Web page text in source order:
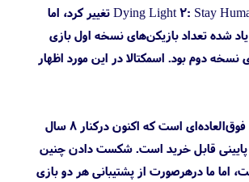
Dying Light 2: Stay Human Reloaded Edition تغییر کرد، اما
شده تعداد بازیکن‌های نسخه اول بازی
نسخه دوم بود. اسمکتالا در این مورد اظهار
«دایینگ لایت ۱ بازی فوق‌العاده‌ای است که اکنون درکنار ۸ سال
پایینی قابل خرید است. شکست‌ دادن چنین
اما ما درهرصورت از پشتیبانی هر دو بازی